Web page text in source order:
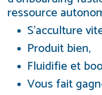
ressource
S’acculture
Produit bien,
Fluidifie et
Vous fait